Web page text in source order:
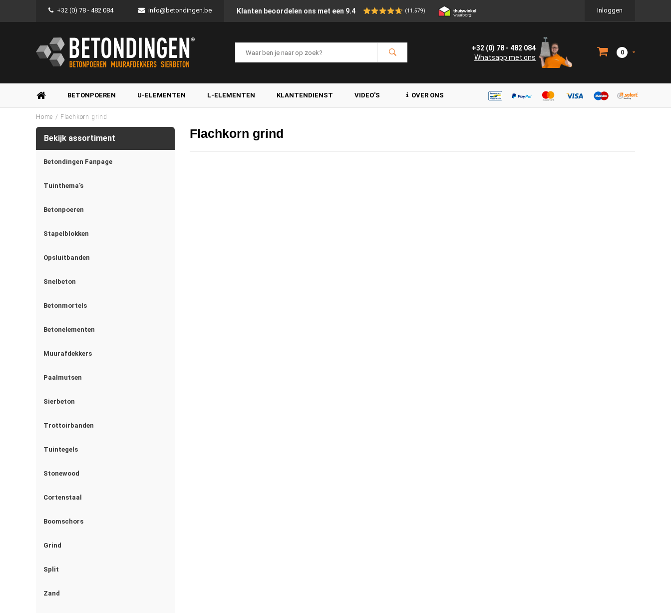
+32 (0) 78 - 482 084 info@betondingen.be Klanten beoordelen ons met een 9.4 (11.579) Inloggen
+32 (0) 78 - 482 084
Whatsapp met ons
0
BETONPOEREN U-ELEMENTEN L-ELEMENTEN KLANTENDIENST VIDEO'S OVER ONS
Home / Flachkorn grind
Bekijk assortiment
Betondingen Fanpage
Tuinthema's
Betonpoeren
Stapelblokken
Opsluitbanden
Snelbeton
Betonmortels
Betonelementen
Muurafdekkers
Paalmutsen
Sierbeton
Trottoirbanden
Tuintegels
Stonewood
Cortenstaal
Boomschors
Grind
Split
Zand
Flachkorn grind